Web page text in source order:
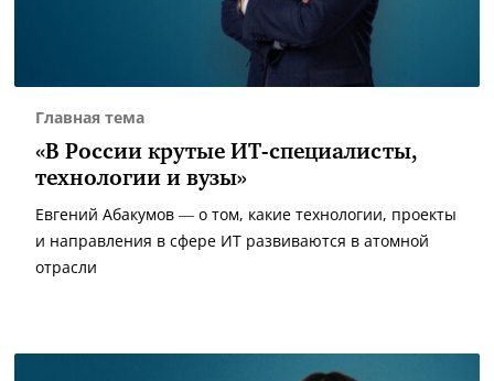
Главная тема
«В России крутые ИТ-специалисты,
технологии и вузы»
Евгений Абакумов — о том, какие технологии, проекты
и направления в сфере ИТ развиваются в атомной
отрасли